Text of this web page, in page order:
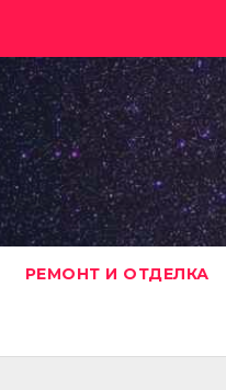
РЕМОНТ И ОТДЕЛКА